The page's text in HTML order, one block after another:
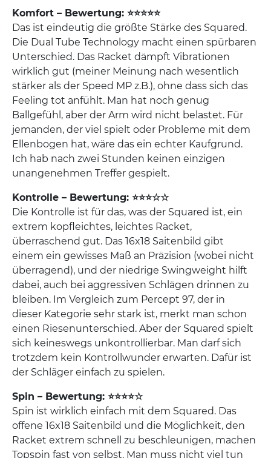
Komfort – Bewertung: ⭐⭐⭐⭐⭐
Das ist eindeutig die größte Stärke des Squared.
Die Dual Tube Technology macht einen spürbaren
Unterschied. Das Racket dämpft Vibrationen
wirklich gut (meiner Meinung nach wesentlich
stärker als der Speed MP z.B.), ohne dass sich das
Feeling tot anfühlt. Man hat noch genug
Ballgefühl, aber der Arm wird nicht belastet. Für
jemanden, der viel spielt oder Probleme mit dem
Ellenbogen hat, wäre das ein echter Kaufgrund.
Ich hab nach zwei Stunden keinen einzigen
unangenehmen Treffer gespielt.
Kontrolle – Bewertung: ⭐⭐⭐☆☆
Die Kontrolle ist für das, was der Squared ist, ein
extrem kopfleichtes, leichtes Racket,
überraschend gut. Das 16x18 Saitenbild gibt
einem ein gewisses Maß an Präzision (wobei nicht
überragend), und der niedrige Swingweight hilft
dabei, auch bei aggressiven Schlägen drinnen zu
bleiben. Im Vergleich zum Percept 97, der in
dieser Kategorie sehr stark ist, merkt man schon
einen Riesenunterschied. Aber der Squared spielt
sich keineswegs unkontrollierbar. Man darf sich
trotzdem kein Kontrollwunder erwarten. Dafür ist
der Schläger einfach zu spielen.
Spin – Bewertung: ⭐⭐⭐⭐☆
Spin ist wirklich einfach mit dem Squared. Das
offene 16x18 Saitenbild und die Möglichkeit, den
Racket extrem schnell zu beschleunigen, machen
Topspin fast von selbst. Man muss nicht viel tun